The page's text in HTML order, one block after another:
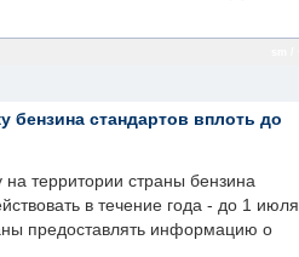
стандартов вплоть до
территории страны бензина
в течение года - до 1 июля
предоставлять информацию о